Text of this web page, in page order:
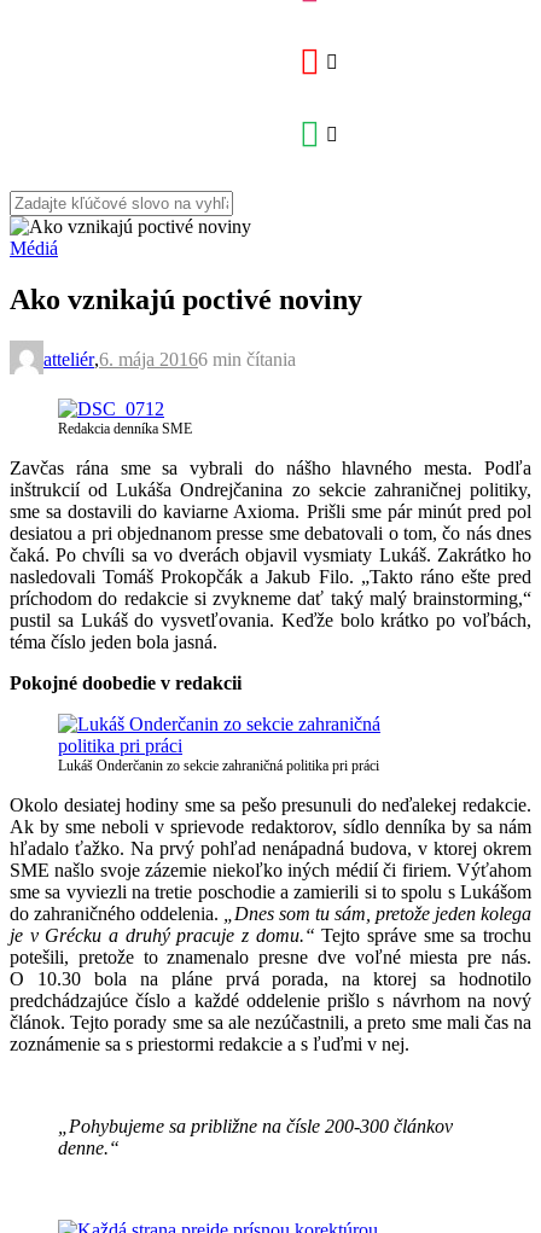
Médiá
Ako vznikajú poctivé noviny
atteliér,6. mája 20166 min čítania
Redakcia denníka SME
Zavčas rána sme sa vybrali do nášho hlavného mesta. Podľa
inštrukcií od Lukáša Ondrejčanina zo sekcie zahraničnej politiky,
sme sa dostavili do kaviarne Axioma. Prišli sme pár minút pred pol
desiatou a pri objednanom presse sme debatovali o tom, čo nás dnes
čaká. Po chvíli sa vo dverách objavil vysmiaty Lukáš. Zakrátko ho
nasledovali Tomáš Prokopčák a Jakub Filo. „Takto ráno ešte pred
príchodom do redakcie si zvykneme dať taký malý brainstorming,“
pustil sa Lukáš do vysvetľovania. Keďže bolo krátko po voľbách,
téma číslo jeden bola jasná.
Pokojné doobedie v redakcii
Lukáš Onderčanin zo sekcie zahraničná politika pri práci
Okolo desiatej hodiny sme sa pešo presunuli do neďalekej redakcie.
Ak by sme neboli v sprievode redaktorov, sídlo denníka by sa nám
hľadalo ťažko. Na prvý pohľad nenápadná budova, v ktorej okrem
SME našlo svoje zázemie niekoľko iných médií či firiem. Výťahom
sme sa vyviezli na tretie poschodie a zamierili si to spolu s Lukášom
do zahraničného oddelenia.
„Dnes som tu sám, pretože jeden kolega
je v Grécku a druhý pracuje z domu.“ Tejto správe sme sa trochu
potešili, pretože to znamenalo presne dve voľné miesta pre nás.
O 10.30 bola na pláne prvá porada, na ktorej sa hodnotilo
predchádzajúce číslo a každé oddelenie prišlo s návrhom na nový
článok. Tejto porady sme sa ale nezúčastnili, a preto sme mali čas na
zoznámenie sa s priestormi redakcie a s ľuďmi v nej.
„Pohybujeme sa približne na čísle 200-300 článkov
denne.“